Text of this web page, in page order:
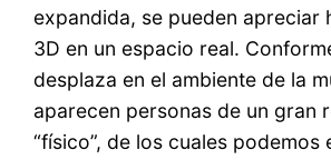
expandida, se pueden apreciar
3D en un espacio real.
desplaza en el ambiente de la
aparecen personas de un gran
“físico”, de los cuales podemos